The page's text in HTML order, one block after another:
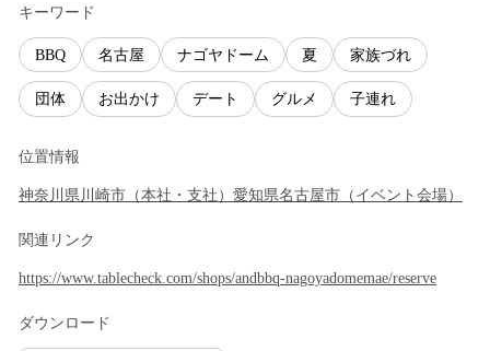
キーワード
BBQ 名古屋 ナゴヤドーム 夏 家族づれ
団体 お出かけ デート グルメ 子連れ
位置情報
神奈川県 川崎市 （本社・支社 ） 愛知県名古屋市 （ イベント会場）
関連リンク
https://www.tablecheck.com/shops/andbbq-nagoyadomemae/reserve
ダウンロード